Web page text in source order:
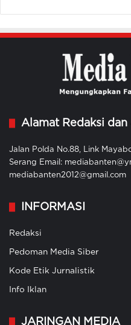
Alamat Redaksi dan
Jalan Polda No.88, Link
Serang Email:
mediabanten2012@gmail.com
INFORMASI
Redaksi
Pedoman Media Siber
Kode Etik Jurnalistik
Info Iklan
JARINGAN MEDIA